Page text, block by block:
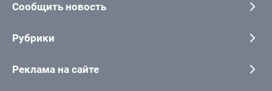
Сообщить новость
Рубрики
Реклама на сайте